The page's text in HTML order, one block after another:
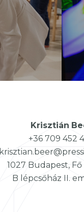
Krisztián
+36 709 452
1027 Budapest, Fő
B lépcsőház II.